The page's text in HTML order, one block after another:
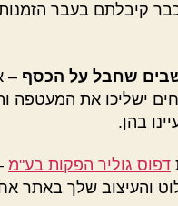
קיבלתם בעבר
שחבל על הכסף –
ישליכו את המעטפה
בהן.
דפוס גוליר הפקות בע"מ
והעיצוב שלך באתר